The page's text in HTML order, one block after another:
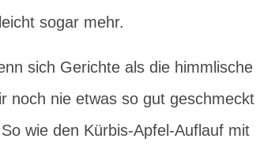
sogar mehr.
sich Gerichte als die himmlische
noch nie etwas so gut geschmeckt
wie den Kürbis-Apfel-Auflauf mit